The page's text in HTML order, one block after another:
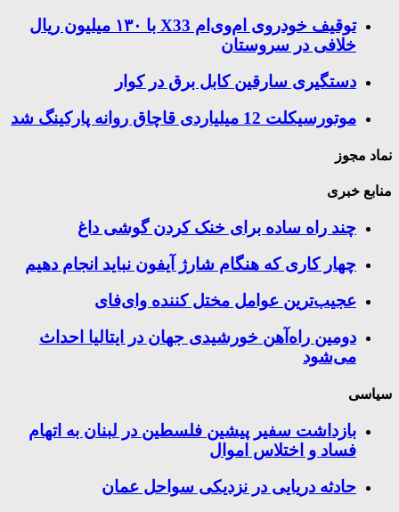
توقیف خودروی ام‌وی‌ام X33 با ۱۳۰ میلیون ریال
خلافی در سروستان
دستگیری سارقین کابل برق در کوار
موتورسيكلت 12 ميلياردی قاچاق روانه پاركينگ شد
نماد مجوز
منابع خبری
چند راه‌ ساده برای خنک کردن گوشی داغ
چهار کاری که هنگام شارژ آیفون نباید انجام دهیم
عجیب‌ترین عوامل مختل کننده وای‌فای
دومین راه‌آهن خورشیدی جهان در ایتالیا احداث
می‌شود
سیاسی
بازداشت سفیر پیشین فلسطین در لبنان به اتهام
فساد و اختلاس اموال
حادثه دریایی در نزدیکی سواحل عمان